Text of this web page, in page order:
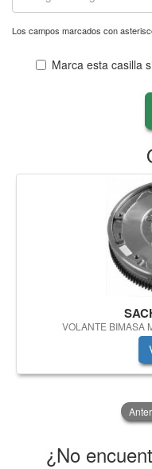
Los campos marcados con
Marca esta casilla
VOLANTE BIMASA
¿No